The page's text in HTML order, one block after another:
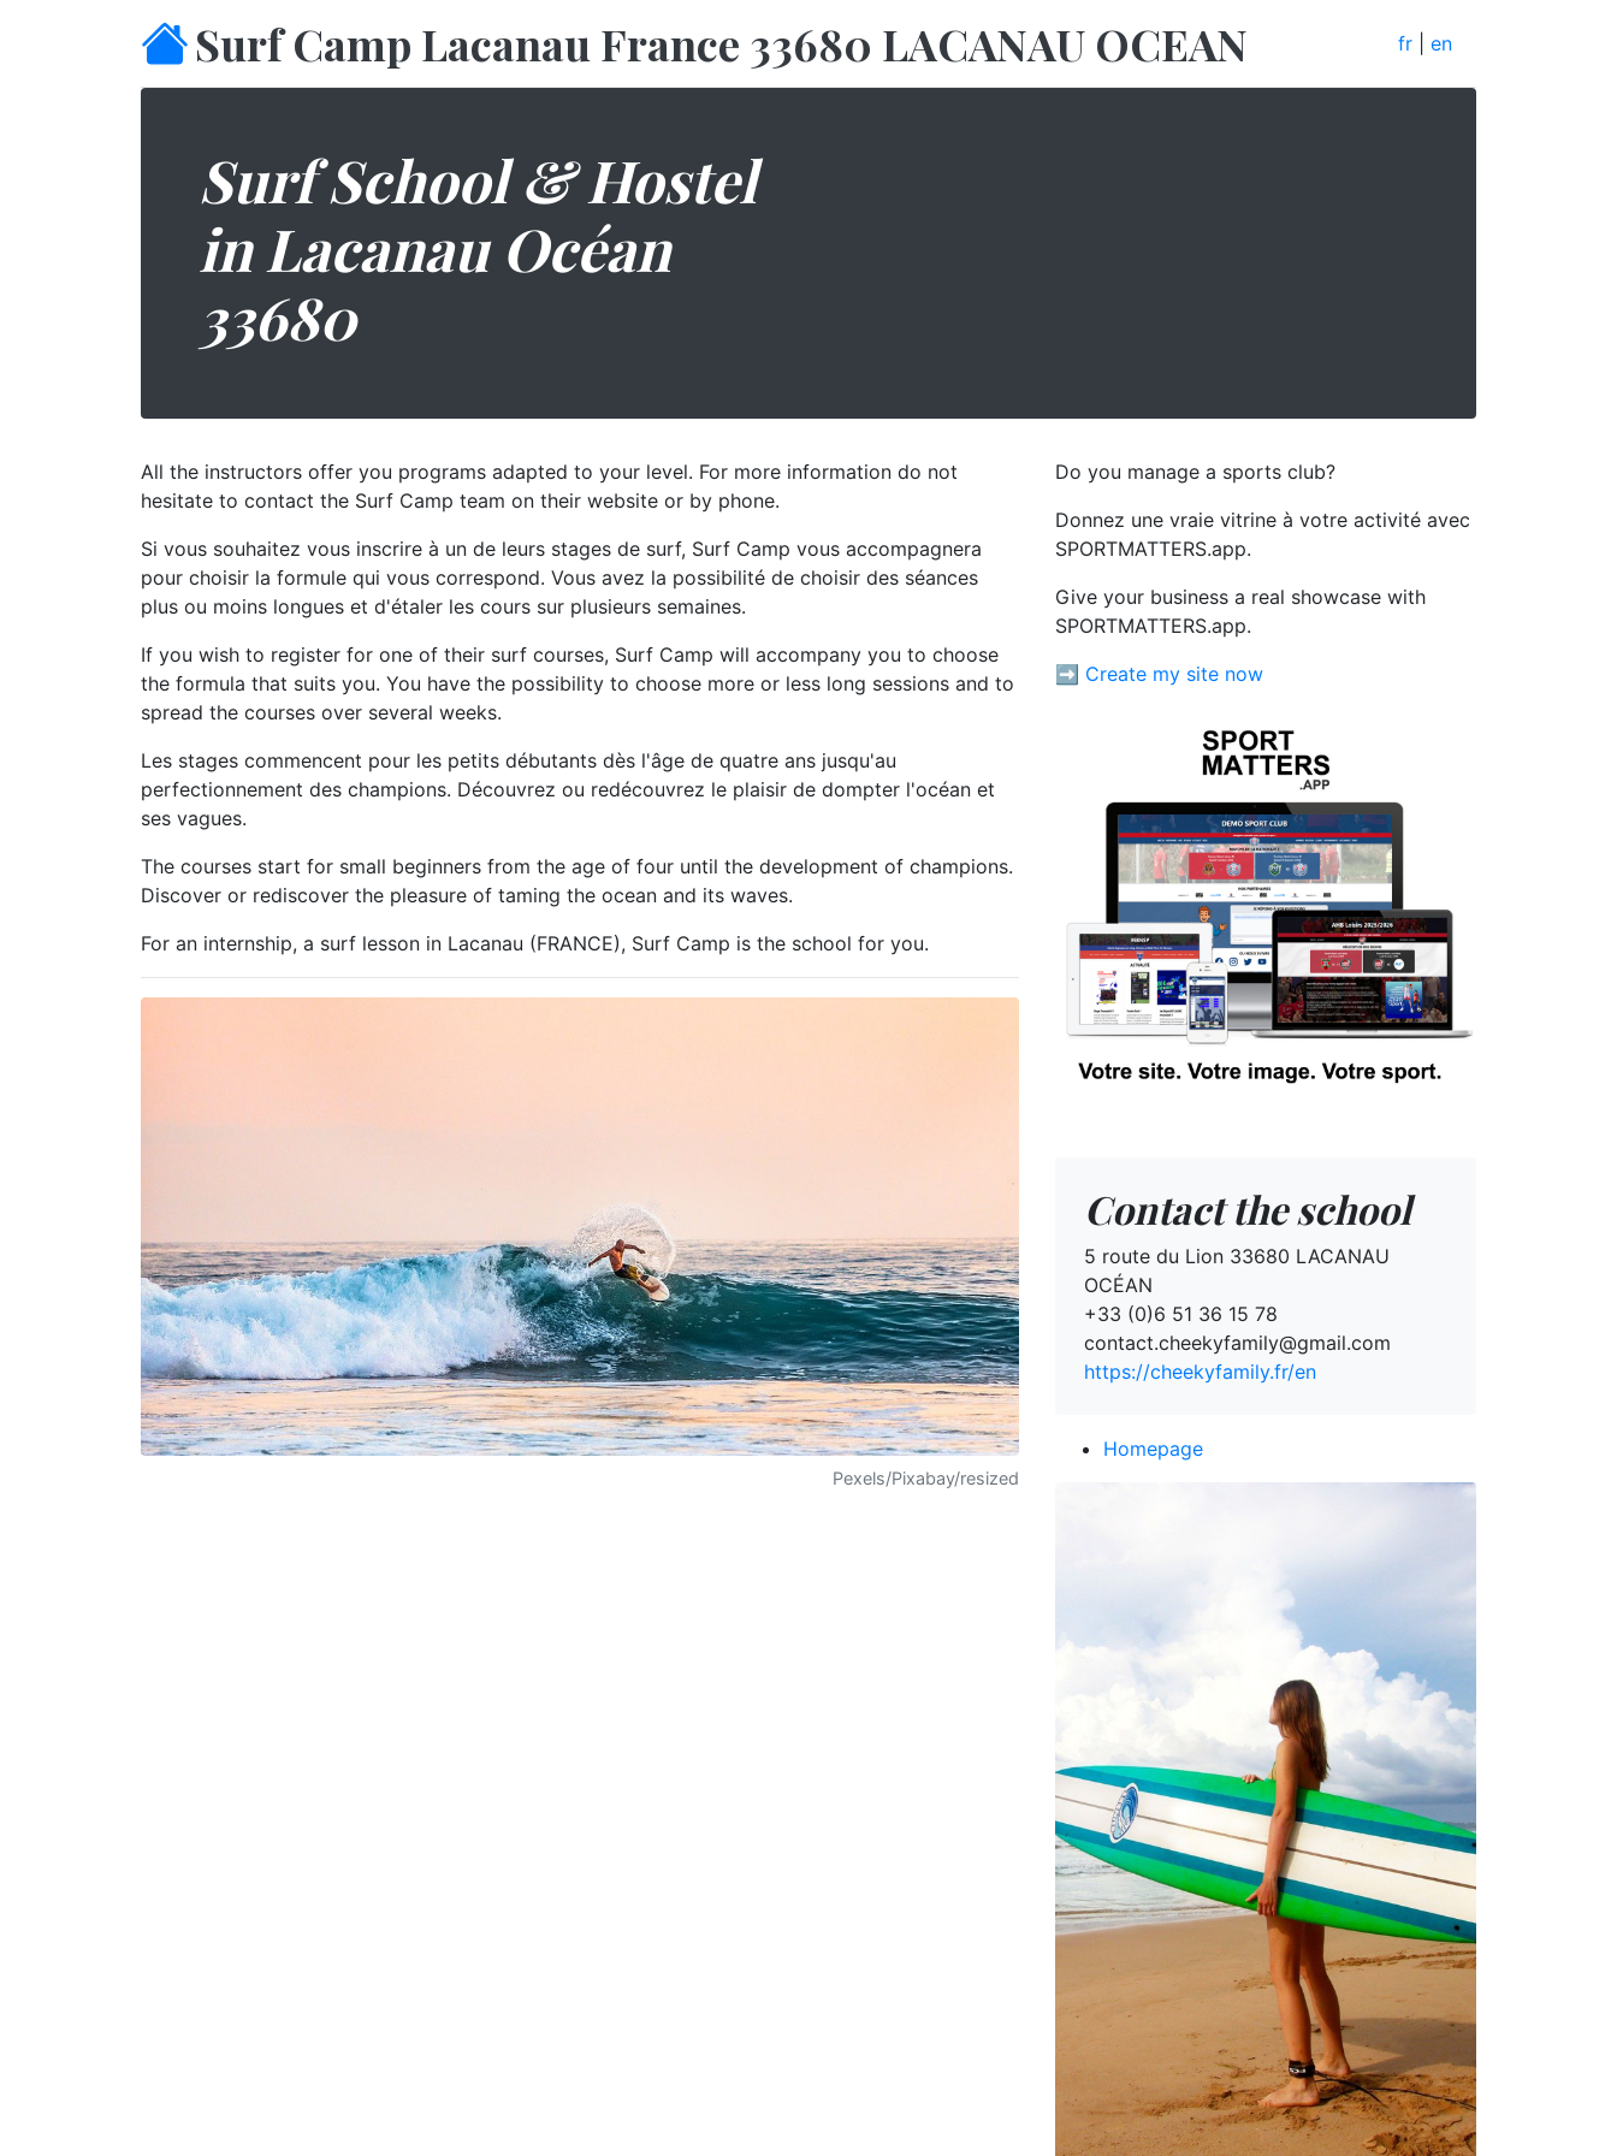
Surf Camp Lacanau France 33680 LACANAU OCEAN fr en
Surf School & Hostel
in Lacanau Océan
33680
All the instructors offer you programs adapted to your level. For more information do not
hesitate to contact the Surf Camp team on their website or by phone.
Si vous souhaitez vous inscrire à un de leurs stages de surf, Surf Camp vous accompagnera
pour choisir la formule qui vous correspond. Vous avez la possibilité de choisir des séances
plus ou moins longues et d'étaler les cours sur plusieurs semaines.
If you wish to register for one of their surf courses, Surf Camp will accompany you to choose
the formula that suits you. You have the possibility to choose more or less long sessions and to
spread the courses over several weeks.
Les stages commencent pour les petits débutants dès l'âge de quatre ans jusqu'au
perfectionnement des champions. Découvrez ou redécouvrez le plaisir de dompter l'océan et
ses vagues.
The courses start for small beginners from the age of four until the development of champions.
Discover or rediscover the pleasure of taming the ocean and its waves.
For an internship, a surf lesson in Lacanau (FRANCE), Surf Camp is the school for you.
Pexels/Pixabay/resized
Do you manage a sports club?
Donnez une vraie vitrine à votre activité avec
SPORTMATTERS.app.
Give your business a real showcase with
SPORTMATTERS.app.
➡️ Create my site now
Contact the school
5 route du Lion 33680 LACANAU
OCÉAN
+33 (0)6 51 36 15 78
contact.cheekyfamily@gmail.com
https://cheekyfamily.fr/en
Homepage